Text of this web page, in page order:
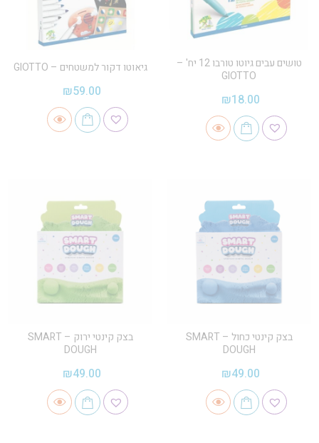
טושים עבים גיוטו טורבו 12 יח' –
GIOTTO
₪18.00
גיאוטו דקור למשטחים – GIOTTO
₪59.00
בצק קינטי כחול – SMART
DOUGH
₪49.00
בצק קינטי ירוק – SMART
DOUGH
₪49.00